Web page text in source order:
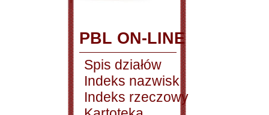
PBL ON-LINE
Spis działów
Indeks nazwisk
Indeks rzeczowy